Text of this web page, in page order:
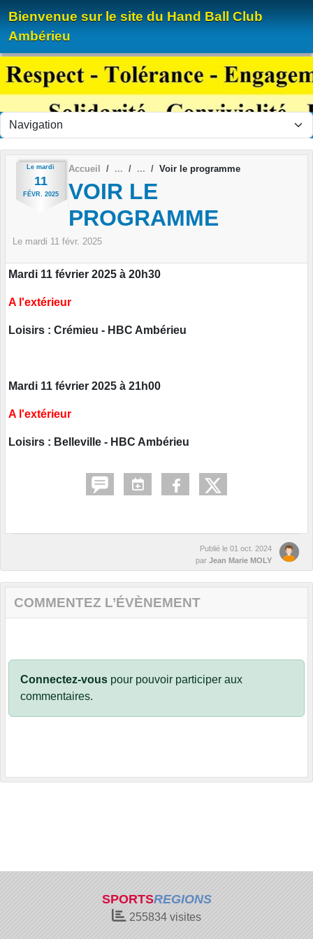
Bienvenue sur le site du Hand Ball Club
Ambérieu
Le mardi
11
FÉVR. 2025
Accueil Voir le programme
VOIR LE
PROGRAMME
Le mardi 11 févr. 2025
Mardi 11 février 2025 à 20h30
A l'extérieur
Loisirs : Crémieu - HBC Ambérieu
Mardi 11 février 2025 à 21h00
A l'extérieur
Loisirs : Belleville - HBC Ambérieu
Publié le 01 oct. 2024
par Jean Marie MOLY
COMMENTEZ L’ÉVÈNEMENT
Connectez-vous pour pouvoir participer aux
commentaires.
SPORTSREGIONS
255834 visites